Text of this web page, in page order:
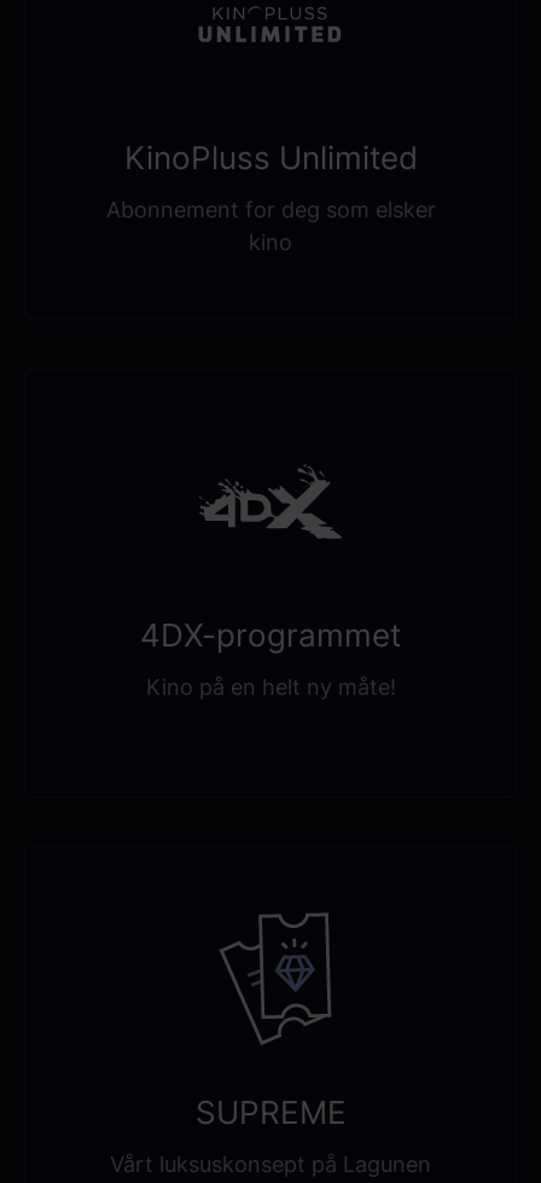
KinoPluss Unlimited
Abonnement for deg som elsker
kino
4DX-programmet
Kino på en helt ny måte!
SUPREME
Vårt luksuskonsept på Lagunen